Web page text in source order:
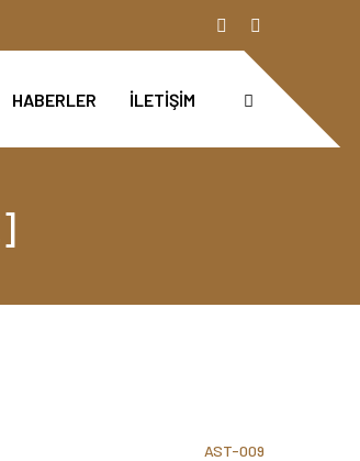
HABERLER İLETİŞİM
AST-009